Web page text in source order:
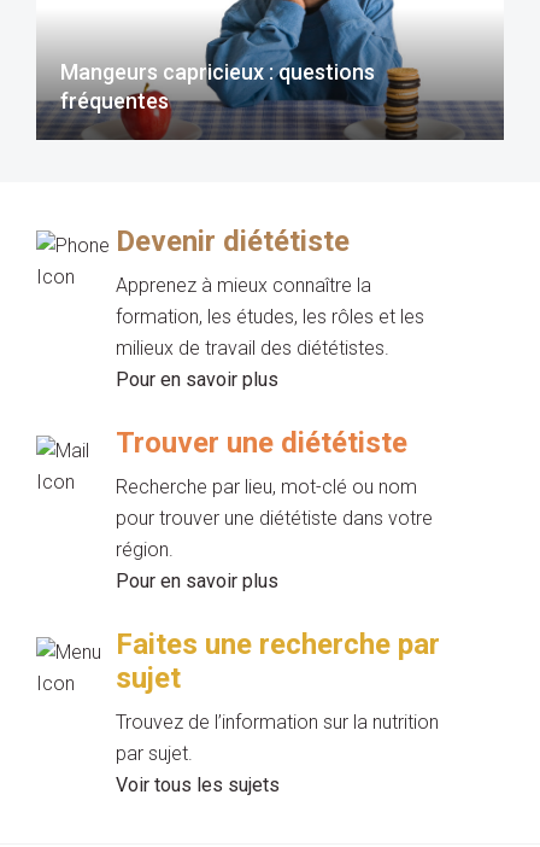
Mangeurs capricieux : questions
fréquentes
Devenir diététiste
Apprenez à mieux connaître la
formation, les études, les rôles et les
milieux de travail des diététistes.
Pour en savoir plus
Trouver une diététiste
Recherche par lieu, mot-clé ou nom
pour trouver une diététiste dans votre
région.
Pour en savoir plus
Faites une recherche par
sujet
Trouvez de l’information sur la nutrition
par sujet.
Voir tous les sujets